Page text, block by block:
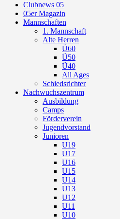
Clubnews 05
05er Magazin
Mannschaften
1. Mannschaft
Alte Herren
Ü60
Ü50
Ü40
All Ages
Schiedsrichter
Nachwuchszentrum
Ausbildung
Camps
Förderverein
Jugendvorstand
Junioren
U19
U17
U16
U15
U14
U13
U12
U11
U10